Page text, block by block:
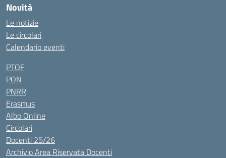
Novità
Le notizie
Le circolari
Calendario eventi
PTOF
PON
PNRR
Erasmus
Albo Online
Circolari
Docenti 25/26
Archivio Area Riservata Docenti